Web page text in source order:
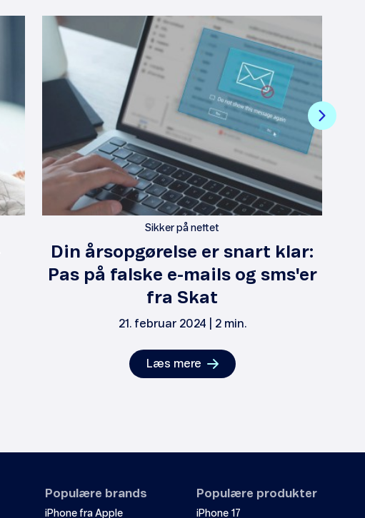
Sikker på nettet
Din årsopgørelse er snart klar:
Pas på falske e-mails og sms'er
fra Skat
21. februar 2024 | 2 min.
Læs mere
Populære brands
iPhone fra Apple
Populære produkter
iPhone 17